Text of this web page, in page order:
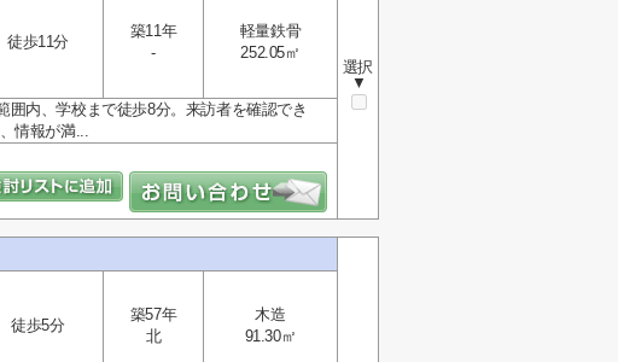
選択
▼
徒歩11分
築11年
-
軽量鉄骨
252.05㎡
内、学校まで徒歩8分。来訪者を確認でき
情報が満...
徒歩5分
築57年
北
木造
91.30㎡